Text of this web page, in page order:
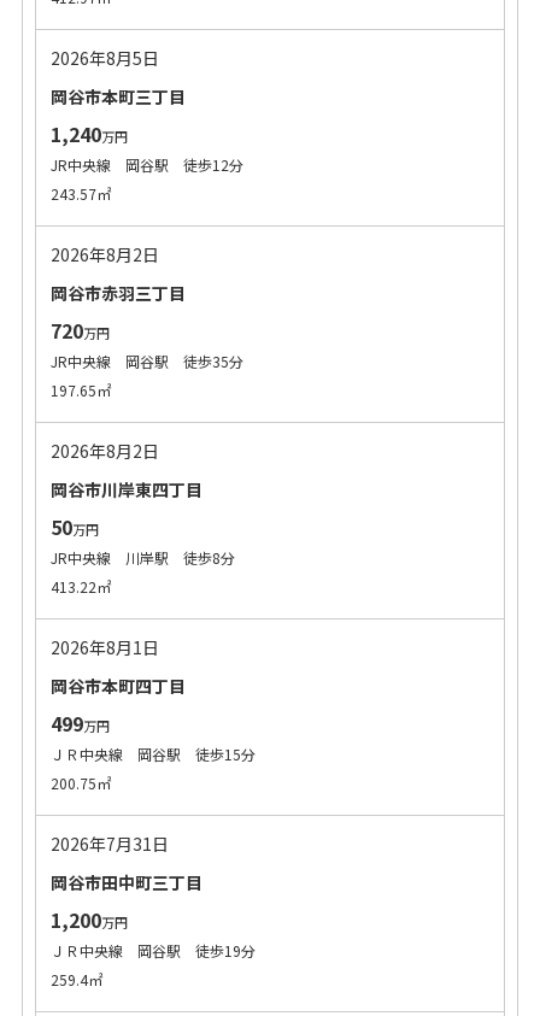
2026年8月5日
岡谷市本町三丁目
1,240万円
JR中央線 岡谷駅 徒歩12分
243.57㎡
2026年8月2日
岡谷市赤羽三丁目
720万円
JR中央線 岡谷駅 徒歩35分
197.65㎡
2026年8月2日
岡谷市川岸東四丁目
50万円
JR中央線 川岸駅 徒歩8分
413.22㎡
2026年8月1日
岡谷市本町四丁目
499万円
ＪＲ中央線 岡谷駅 徒歩15分
200.75㎡
2026年7月31日
岡谷市田中町三丁目
1,200万円
ＪＲ中央線 岡谷駅 徒歩19分
259.4㎡